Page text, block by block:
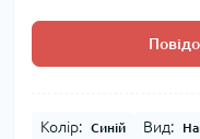
Колір: Синій Вид: